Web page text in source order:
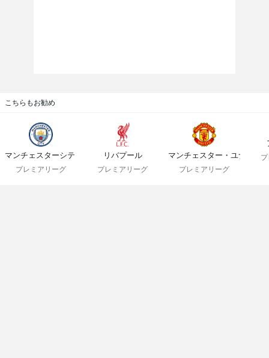
こちらもお勧め
マンチェスターシティ
プレミアリーグ
リバプール
プレミアリーグ
マンチェスター・ユナイテ
プレミアリーグ